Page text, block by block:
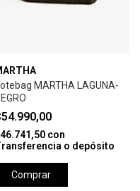
MARTHA LAGUNA-
con
o depósito
Comprar